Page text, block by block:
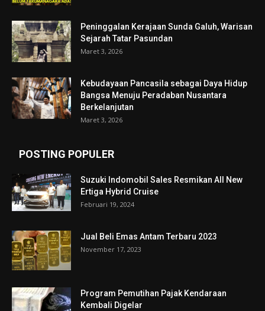
Peninggalan Kerajaan Sunda Galuh, Warisan
Sejarah Tatar Pasundan
Maret 3, 2026
Kebudayaan Pancasila sebagai Daya Hidup
Bangsa Menuju Peradaban Nusantara
Berkelanjutan
Maret 3, 2026
POSTING POPULER
Suzuki Indomobil Sales Resmikan All New
Ertiga Hybrid Cruise
Februari 19, 2024
Jual Beli Emas Antam Terbaru 2023
November 17, 2023
Program Pemutihan Pajak Kendaraan
Kembali Digelar